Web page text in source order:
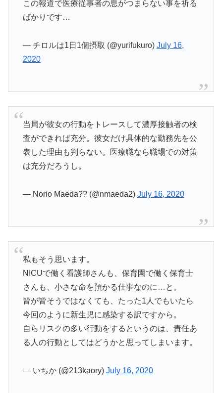
この報道で医療従事者の息がつまらない事を祈る
ばかりです…
— チロルは1日1個摂取 (@yurifukuro) July 16,
2020
当局が彼女の行動をトレースして濃厚接触者の検
査ができれば充分。彼女だけ具体的な勤務先を公
表した理由も判らない。医療職なら職場での対策
は充分だろうし。
— Norio Maeda?? (@nmaeda2) July 16, 2020
私もそう思います。
NICUで働く看護師さんも、保育園で働く保育士
さんも、小さな命を預かる仕事なのに…と。
皆が皆そうではなくても、たった1人でもいたら
今回のように新生児に感染する訳ですから。
自らリスクの多い行動をするというのは、責任あ
る人の行動としてはどうかと思ってしまいます。
— いちか (@213kaory) July 16, 2020